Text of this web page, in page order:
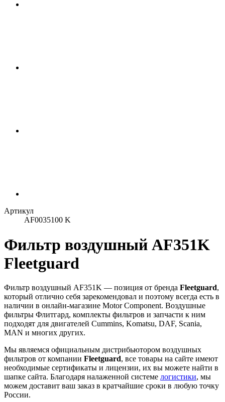
Артикул
AF0035100 K
Фильтр воздушный AF351K
Fleetguard
Фильтр воздушный AF351K — позиция от бренда Fleetguard,
который отлично себя зарекомендовал и поэтому всегда есть в
наличии в онлайн-магазине Motor Component. Воздушные
фильтры Флитгард, комплекты фильтров и запчасти к ним
подходят для двигателей Cummins, Komatsu, DAF, Scania,
MAN и многих других.
Мы являемся официальным дистрибьютором воздушных
фильтров от компании Fleetguard, все товары на сайте имеют
необходимые сертификаты и лицензии, их вы можете найти в
шапке сайта. Благодаря налаженной системе логистики, мы
можем доставит ваш заказ в кратчайшие сроки в любую точку
России.